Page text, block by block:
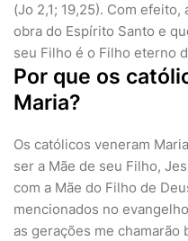
(Jo 2,1; 19,25). Com
obra do Espírito Santo e
seu Filho é o Filho eterno
Por que os
Maria?
Os católicos veneram
ser a Mãe de seu Filho,
com a Mãe do Filho de
mencionados no
as gerações me chamarão